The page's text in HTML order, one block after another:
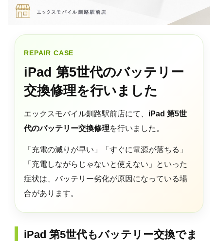
REPAIR CASE
iPad 第5世代のバッテリー
交換修理を行いました
エックスモバイル釧路駅前店にて、 iPad 第5世
代のバッテリー交換修理を行いました。
「充電の減りが早い」「すぐに電源が落ちる」
「充電しながらじゃないと使えない」といった
症状は、バッテリー劣化が原因になっている場
合があります。
iPad 第5世代もバッテリー交換でま